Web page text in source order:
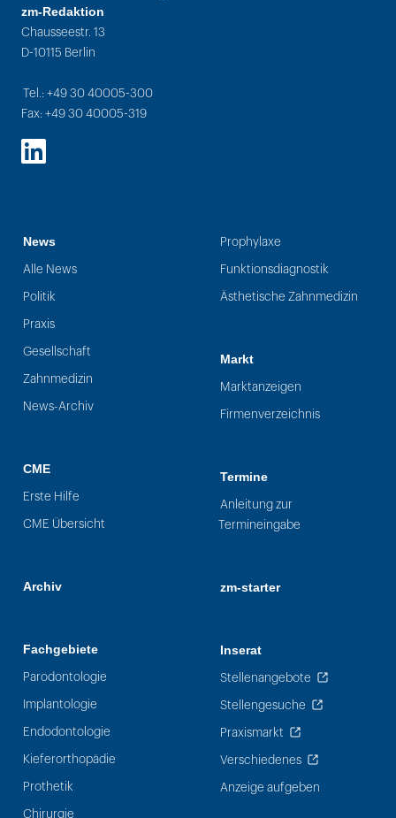
zm-Redaktion
Chausseestr. 13
D-10115 Berlin
Tel.: +49 30 40005-300
Fax: +49 30 40005-319
LinkedIn
News
Alle News
Politik
Praxis
Gesellschaft
Zahnmedizin
News-Archiv
CME
Erste Hilfe
CME Übersicht
Archiv
Fachgebiete
Parodontologie
Implantologie
Endodontologie
Kieferorthopädie
Prothetik
Chirurgie
Prophylaxe
Funktionsdiagnostik
Ästhetische Zahnmedizin
Markt
Marktanzeigen
Firmenverzeichnis
Termine
Anleitung zur
Termineingabe
zm-starter
Inserat
Stellenangebote
Stellengesuche
Praxismarkt
Verschiedenes
Anzeige aufgeben